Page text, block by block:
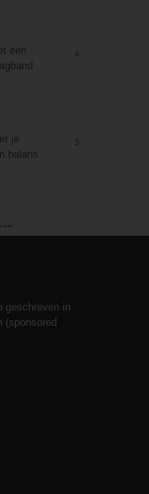
een
4
je
balans
3
en
geschreven in
(sponsored